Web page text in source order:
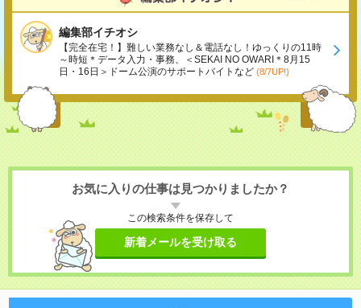
編集部イチオシ
【完全在宅！】難しい業務なし＆電話なし！ゆっくりの11時
～時短＊データ入力・事務、＜SEKAI NO OWARI＊8月15
日・16日＞ドーム公演のサポートバイトなど (8/7UP!)
お気に入りの仕事は見つかりましたか？
この検索条件を保存して
新着メールを受け取る